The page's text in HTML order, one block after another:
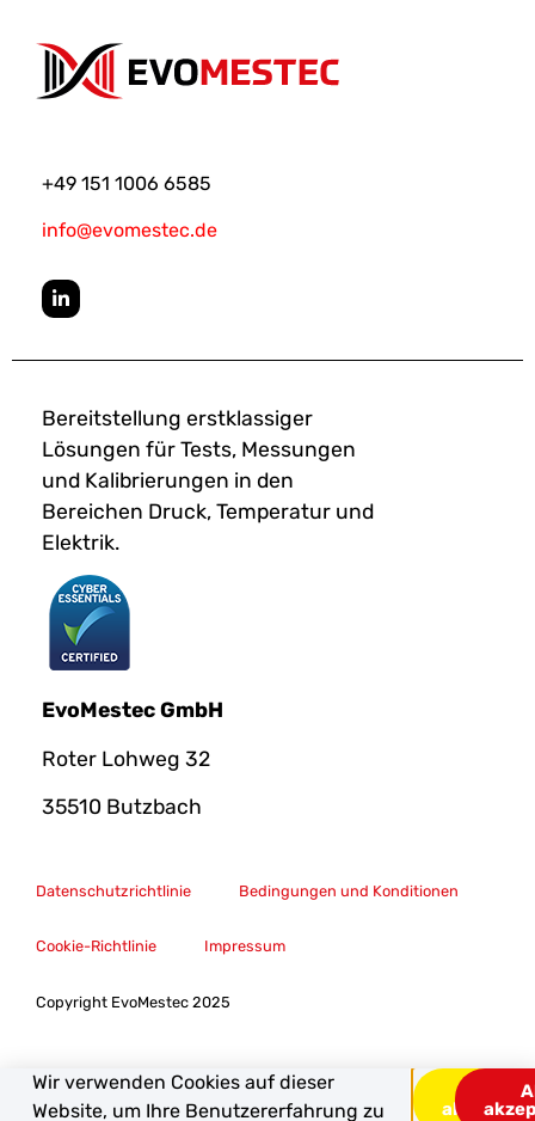
+49 151 1006 6585
info@evomestec.de
Bereitstellung erstklassiger
Lösungen für Tests, Messungen
und Kalibrierungen in den
Bereichen Druck, Temperatur und
Elektrik.
EvoMestec GmbH
Roter Lohweg 32
35510 Butzbach
Copyright EvoMestec 2025
Datenschutzrichtlinie Bedingungen und Konditionen
Cookie-Richtlinie Impressum
Wir verwenden Cookies auf dieser
Website, um Ihre Benutzererfahrung zu
ablehnen